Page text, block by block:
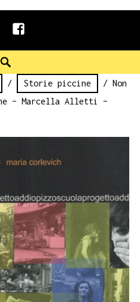
facebook
/ Storie piccine
/ Non
– Marcella Alletti –